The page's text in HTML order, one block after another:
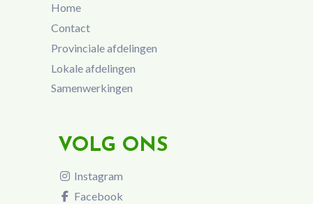
Home
Contact
Provinciale afdelingen
Lokale afdelingen
Samenwerkingen
VOLG ONS
Instagram
Facebook